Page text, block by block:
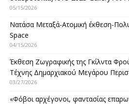
05/15/2026
Νατάσα Μεταξά-Ατομική έκθεση-
Space
04/15/2026
Έκθεση Ζωγραφικής της Γκίλντα
Τέχνης Δημαρχιακού Μεγάρου
03/27/2026
«Φόβοι αρχέγονοι, φαντασίας